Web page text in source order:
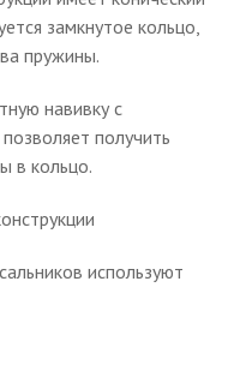
замкнутое кольцо,
пружины.
навивку с
получить
в кольцо.
используют